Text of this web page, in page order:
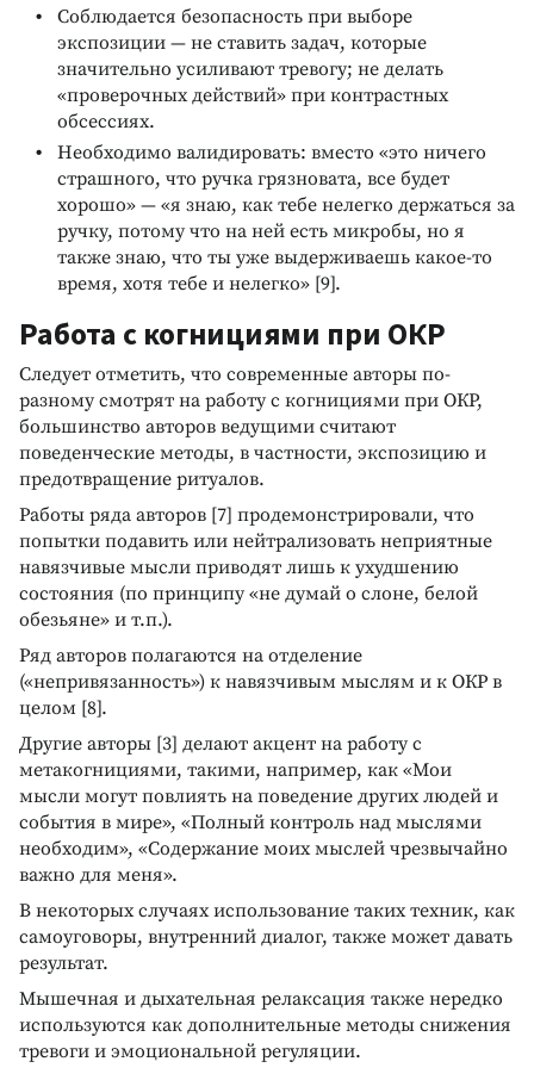
Соблюдается безопасность при выборе
экспозиции — не ставить задач, которые
значительно усиливают тревогу; не делать
«проверочных действий» при контрастных
обсессиях.
Необходимо валидировать: вместо «это ничего
страшного, что ручка грязновата, все будет
хорошо» — «я знаю, как тебе нелегко держаться за
ручку, потому что на ней есть микробы, но я
также знаю, что ты уже выдерживаешь какое-то
время, хотя тебе и нелегко» [9].
Работа с когнициями при ОКР
Следует отметить, что современные авторы по-
разному смотрят на работу с когнициями при ОКР,
большинство авторов ведущими считают
поведенческие методы, в частности, экспозицию и
предотвращение ритуалов.
Работы ряда авторов [7] продемонстрировали, что
попытки подавить или нейтрализовать неприятные
навязчивые мысли приводят лишь к ухудшению
состояния (по принципу «не думай о слоне, белой
обезьяне» и т.п.).
Ряд авторов полагаются на отделение
(«непривязанность») к навязчивым мыслям и к ОКР в
целом [8].
Другие авторы [3] делают акцент на работу с
метакогнициями, такими, например, как «Мои
мысли могут повлиять на поведение других людей и
события в мире», «Полный контроль над мыслями
необходим», «Содержание моих мыслей чрезвычайно
важно для меня».
В некоторых случаях использование таких техник, как
самоуговоры, внутренний диалог, также может давать
результат.
Мышечная и дыхательная релаксация также нередко
используются как дополнительные методы снижения
тревоги и эмоциональной регуляции.